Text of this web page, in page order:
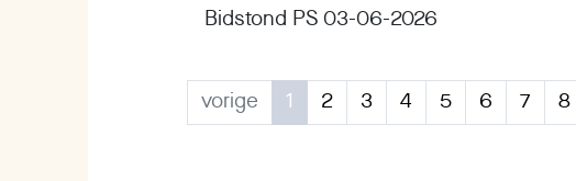
Bidstond PS 03-06-2026
vorige 1 2 3 4 5 6 7 8